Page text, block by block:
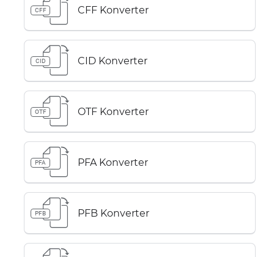
CFF CFF Konverter
CID CID Konverter
OTF OTF Konverter
PFA PFA Konverter
PFB PFB Konverter